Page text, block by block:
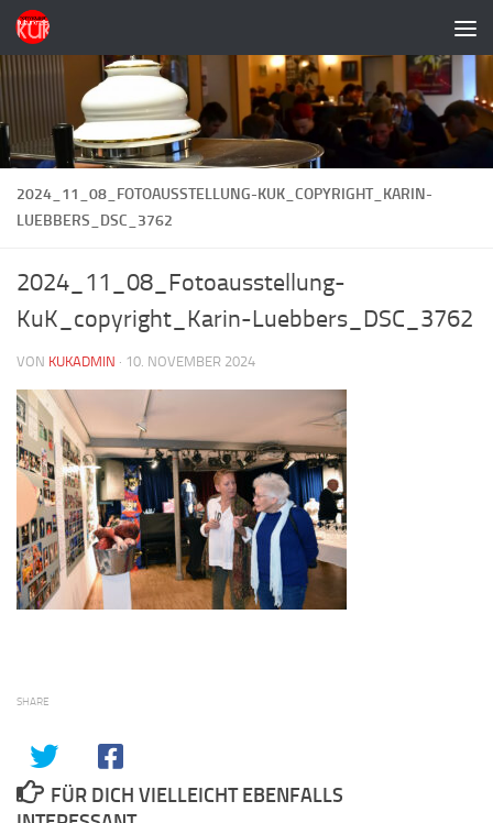
Zum Inhalt springen
2024_11_08_FOTOAUSSTELLUNG-KUK_COPYRIGHT_KARIN-
LUEBBERS_DSC_3762
2024_11_08_Fotoausstellung-
KuK_copyright_Karin-Luebbers_DSC_3762
VON KUKADMIN · 10. NOVEMBER 2024
SHARE
FÜR DICH VIELLEICHT EBENFALLS